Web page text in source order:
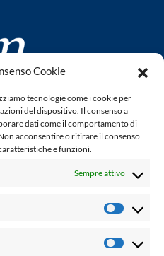
Cookie
tecnologie come i cookie per
del dispositivo. Il consenso a
dati come il comportamento di
acconsentire o ritirare il consenso
e funzioni.
Sempre attivo
Luperini
una testata giornalistica in
alcuna periodicità. Non può
non è responsabile per